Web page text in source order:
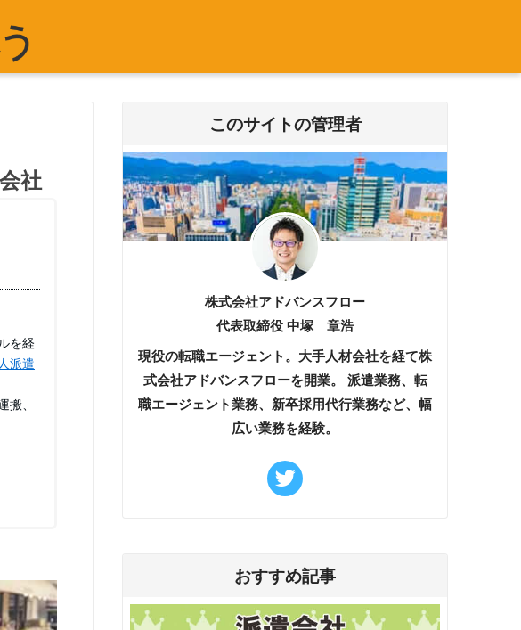
社
を経
派遣
搬、
このサイトの管理者
株式会社アドバンスフロー
代表取締役 中塚 章浩
現役の転職エージェント。大手人材会社を経て株
式会社アドバンスフローを開業。 派遣業務、転
職エージェント業務、新卒採用代行業務など、幅
広い業務を経験。
おすすめ記事